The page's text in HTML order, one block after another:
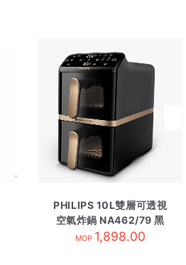
PHILIPS 10L雙層可透視
空氣炸鍋 NA462/79 黑
MOP 1,898.00